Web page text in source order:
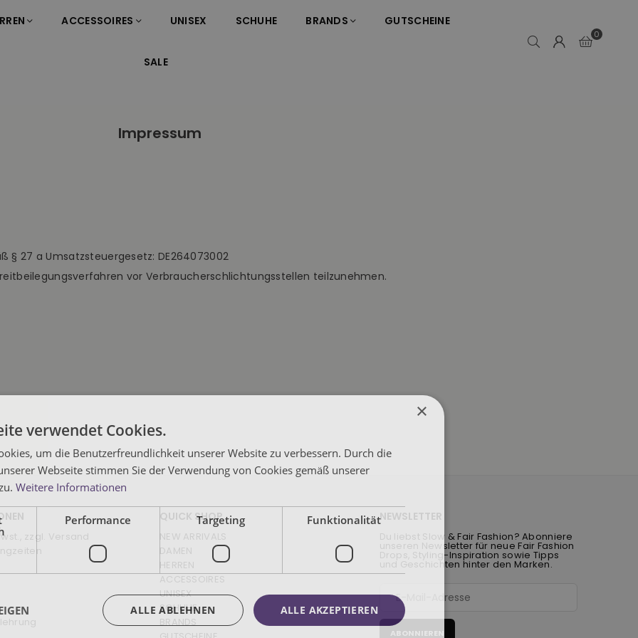
ACCESSOIRES UNISEX SCHUHE BRANDS GUTSCHEINE
SALE
0
Impressum
27 a Umsatzsteuergesetz: DE264073002
vor Verbraucherschlichtungsstellen teilzunehmen.
zzgl. Versand
QUICK SHOP
NEW ARRIVALS
DAMEN
HERREN
ACCESSOIRES
UNISEX
SCHUHE
BRANDS
NEWSLETTER
Du liebst Slow & Fair Fashion? Abonniere
unseren Newsletter für neue Fair Fashion
Drops, Styling-Inspiration sowie Tipps
und Geschichten hinter den Marken.
ABONNIEREN
×
verwendet Cookies.
um die Benutzerfreundlichkeit unserer Website zu verbessern. Durch die
Webseite stimmen Sie der Verwendung von Cookies gemäß unserer
Weitere Informationen
Performance Targeting Funktionalität
ALLE AKZEPTIEREN
ALLE ABLEHNEN